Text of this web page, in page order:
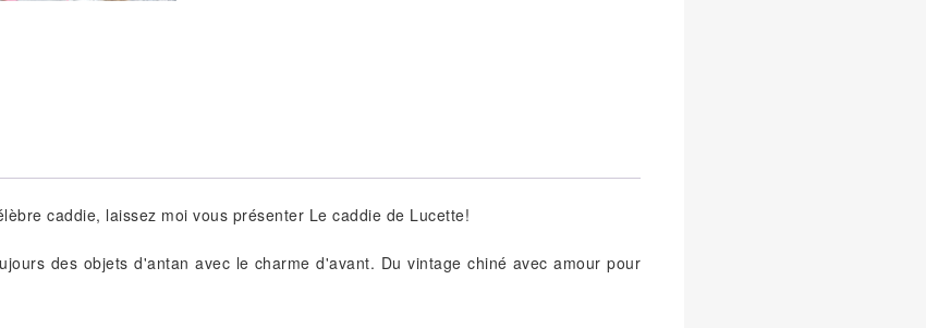
caddie, laissez moi vous présenter Le caddie de Lucette!
des objets d'antan avec le charme d'avant. Du vintage chiné avec amour pour